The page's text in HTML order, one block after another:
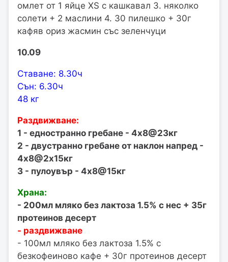
омлет от 1 яйце XS с кашкавал 3. няколко
солети + 2 маслини 4. 30 пилешко + 30г
кафяв ориз жасмин със зеленчуци
10.09
Ставане: 8.30ч
Сън: 6.30ч
48 кг
Раздвижване:
1 - едностранно гребане - 4х8@23кг
2 - двустранно гребане от наклон напред -
4х8@2х15кг
3 - пулоувър - 4х8@15кг
Храна:
- 200мл мляко без лактоза 1.5% с нес + 35г
протеинов десерт
- раздвижване
- 100мл мляко без лактоза 1.5% с
безкофеиново кафе + 30г протеинов десерт